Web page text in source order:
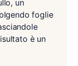
un
foglie
è un